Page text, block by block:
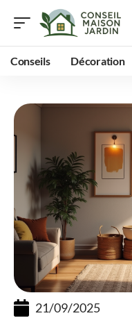
Conseils Décoration
21/09/2025